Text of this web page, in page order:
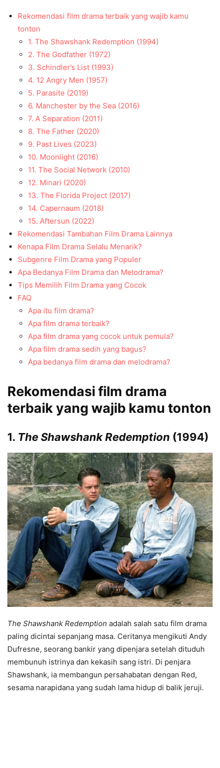
Rekomendasi film drama terbaik yang wajib kamu
tonton
1. The Shawshank Redemption (1994)
2. The Godfather (1972)
3. Schindler’s List (1993)
4. 12 Angry Men (1957)
5. Parasite (2019)
6. Manchester by the Sea (2016)
7. A Separation (2011)
8. The Father (2020)
9. Past Lives (2023)
10. Moonlight (2016)
11. The Social Network (2010)
12. Minari (2020)
13. The Florida Project (2017)
14. Capernaum (2018)
15. Aftersun (2022)
Rekomendasi Tambahan Film Drama Lainnya
Kenapa Film Drama Selalu Menarik?
Subgenre Film Drama yang Populer
Apa Bedanya Film Drama dan Melodrama?
Tips Memilih Film Drama yang Cocok
FAQ
Apa itu film drama?
Apa film drama terbaik?
Apa film drama yang cocok untuk pemula?
Apa film drama sedih yang bagus?
Apa bedanya film drama dan melodrama?
Rekomendasi film drama
terbaik yang wajib kamu tonton
1. The Shawshank Redemption (1994)
The Shawshank Redemption adalah salah satu film drama
paling dicintai sepanjang masa. Ceritanya mengikuti Andy
Dufresne, seorang bankir yang dipenjara setelah dituduh
membunuh istrinya dan kekasih sang istri. Di penjara
Shawshank, ia membangun persahabatan dengan Red,
sesama narapidana yang sudah lama hidup di balik jeruji.